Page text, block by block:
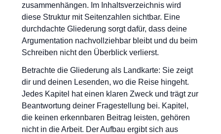
zusammenhängen. Im Inhaltsverzeichnis wird
diese Struktur mit Seitenzahlen sichtbar. Eine
durchdachte Gliederung sorgt dafür, dass deine
Argumentation nachvollziehbar bleibt und du beim
Schreiben nicht den Überblick verlierst.
Betrachte die Gliederung als Landkarte: Sie zeigt
dir und deinen Lesenden, wo die Reise hingeht.
Jedes Kapitel hat einen klaren Zweck und trägt zur
Beantwortung deiner Fragestellung bei. Kapitel,
die keinen erkennbaren Beitrag leisten, gehören
nicht in die Arbeit. Der Aufbau ergibt sich aus